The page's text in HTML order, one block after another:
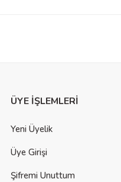
ÜYE İŞLEMLERİ
Yeni Üyelik
Üye Girişi
Şifremi Unuttum